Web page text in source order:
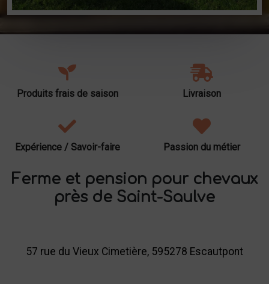
Produits frais de saison Livraison
Expérience / Savoir-faire Passion du métier
Ferme et pension pour chevaux
près de Saint-Saulve
57 rue du Vieux Cimetière, 595278 Escautpont